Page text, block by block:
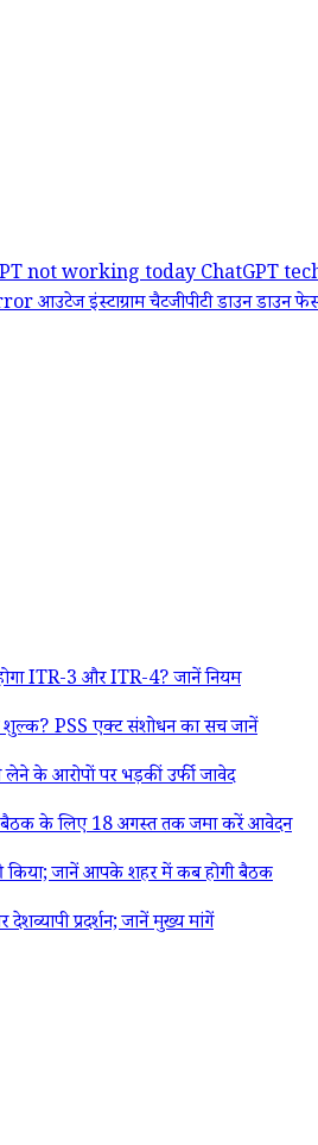
not working todayChatGPT
आउटेजइंस्टाग्रामचैटजीपीटी डाउनडाउन
ITR-3 और ITR-4? जानें नियम
PSS एक्ट संशोधन का सच जानें
के आरोपों पर भड़कीं उर्फी जावेद
के लिए 18 अगस्त तक जमा करें आवेदन
जानें आपके शहर में कब होगी बैठक
प्रदर्शन; जानें मुख्य मांगें